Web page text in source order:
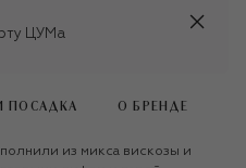
ЦУМа
ПОСАДКА О БРЕНДЕ
из микса вискозы и